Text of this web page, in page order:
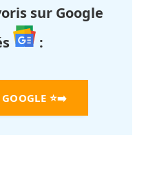
sur Google
:
⭐➡️